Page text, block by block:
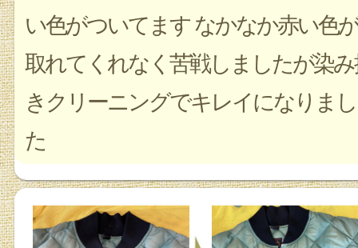
い色がついてます なかなか赤い色が
取れてくれなく苦戦しましたが染
きクリーニングでキレイになりまし
た